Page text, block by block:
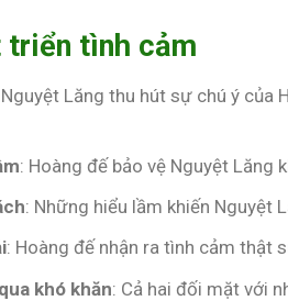
triển tình cảm
Nguyệt Lăng thu hút sự chú ý của
: Hoàng đế bảo vệ Nguyệt Lăng
: Những hiểu lầm khiến Nguyệt
: Hoàng đế nhận ra tình cảm thật
khó khăn: Cả hai đối mặt với